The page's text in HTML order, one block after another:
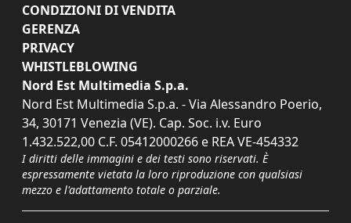
CONDIZIONI DI VENDITA
GERENZA
PRIVACY
WHISTLEBLOWING
Nord Est Multimedia S.p.a.
Nord Est Multimedia S.p.a. - Via Alessandro Poerio,
34, 30171 Venezia (VE). Cap. Soc. i.v. Euro
1.432.522,00 C.F. 05412000266 e REA VE-454332
I diritti delle immagini e dei testi sono riservati. È
espressamente vietata la loro riproduzione con qualsiasi
mezzo e l'adattamento totale o parziale.